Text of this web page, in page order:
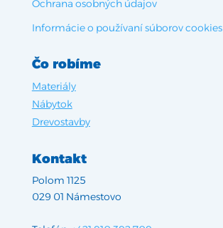
Ochrana osobných údajov
Informácie o používaní súborov cookies
Čo robíme
Materiály
Nábytok
Drevostavby
Kontakt
Polom 1125
029 01 Námestovo